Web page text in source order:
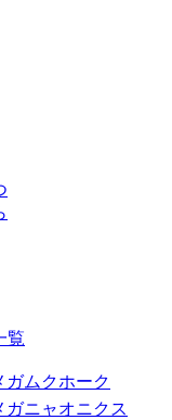
覧
ガムクホーク
ガニャオニクス